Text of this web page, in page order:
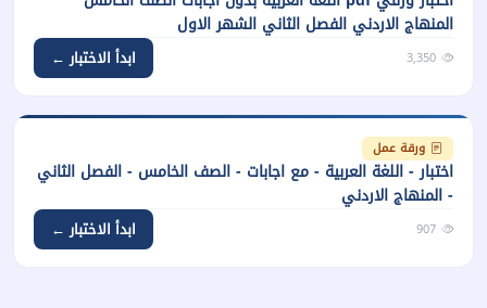
المنهاج الاردني الفصل الثاني الشهر الاول
3,350 ابدأ الاختبار ←
ورقة عمل
اختبار - اللغة العربية - مع اجابات - الصف الخامس - الفصل الثاني
- المنهاج الاردني
907 ابدأ الاختبار ←